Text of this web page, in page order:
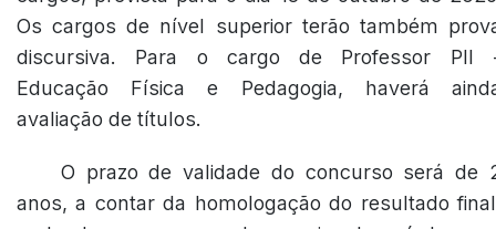
Os cargos de nível superior terão também
discursiva. Para o cargo de Professor PII
Educação Física e Pedagogia, haverá
avaliação de títulos.
O prazo de validade do concurso será de
anos, a contar da homologação do resultado